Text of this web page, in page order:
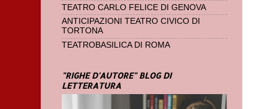
TEATRO CARLO FELICE DI GENOVA
ANTICIPAZIONI TEATRO CIVICO DI
TORTONA
TEATROBASILICA DI ROMA
"RIGHE D'AUTORE" BLOG DI
LETTERATURA